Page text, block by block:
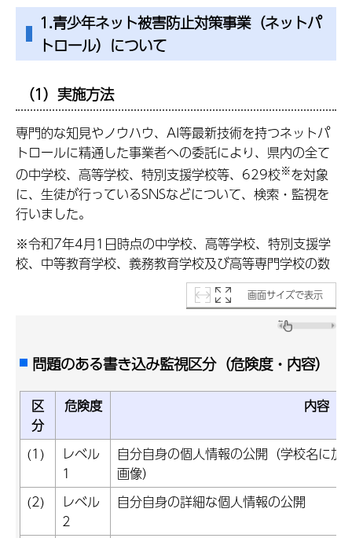
1.青少年ネット被害防止対策事業（ネットパ
トロール）について
（1）実施方法
専門的な知見やノウハウ、AI等最新技術を持つネットパ
トロールに精通した事業者への委託により、県内の全て
の中学校、高等学校、特別支援学校等、629校※を対象
に、生徒が行っているSNSなどについて、検索・監視を
行いました。
※令和7年4月1日時点の中学校、高等学校、特別支援学
校、中等教育学校、義務教育学校及び高等専門学校の数
画面サイズで表示
問題のある書き込み監視区分（危険度・内容）
区
分
危険度 内容
(1)
レベル
1
自分自身の個人情報の公開（学校名に加
画像）
(2)
レベル
2
自分自身の詳細な個人情報の公開